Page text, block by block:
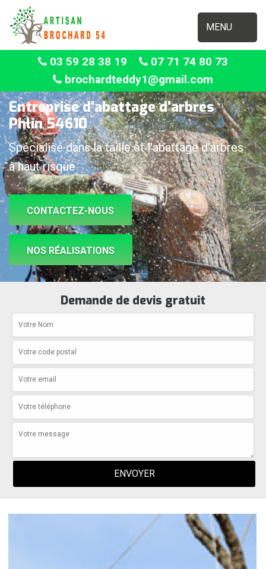
MENU
03 59 28 38 19
07 71 74 80 73
brochardteddy1@gmail.com
Entreprise d'abattage d'arbres
Phlin 54610
Spécialisé dans la taille et l'abattage d'arbres
à haut risque
CONTACTEZ-NOUS
NOS RÉALISATIONS
Demande de devis gratuit